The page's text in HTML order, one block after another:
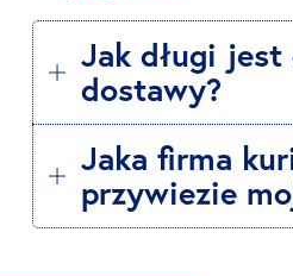
Jak długi jest
dostawy?
Jaka firma
przywiezie